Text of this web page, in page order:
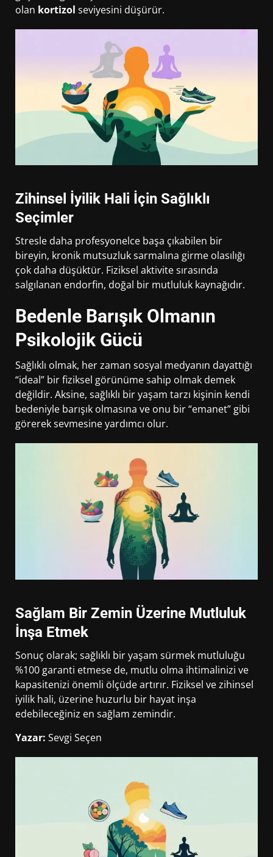
olan kortizol seviyesini düşürür.
Zihinsel İyilik Hali İçin Sağlıklı
Seçimler
Stresle daha profesyonelce başa çıkabilen bir
bireyin, kronik mutsuzluk sarmalına girme olasılığı
çok daha düşüktür. Fiziksel aktivite sırasında
salgılanan endorfin, doğal bir mutluluk kaynağıdır.
Bedenle Barışık Olmanın
Psikolojik Gücü
Sağlıklı olmak, her zaman sosyal medyanın dayattığı
“ideal” bir fiziksel görünüme sahip olmak demek
değildir. Aksine, sağlıklı bir yaşam tarzı kişinin kendi
bedeniyle barışık olmasına ve onu bir “emanet” gibi
görerek sevmesine yardımcı olur.
Sağlam Bir Zemin Üzerine Mutluluk
İnşa Etmek
Sonuç olarak; sağlıklı bir yaşam sürmek mutluluğu
%100 garanti etmese de, mutlu olma ihtimalinizi ve
kapasitenizi önemli ölçüde artırır. Fiziksel ve zihinsel
iyilik hali, üzerine huzurlu bir hayat inşa
edebileceğiniz en sağlam zemindir.
Yazar: Sevgi Seçen